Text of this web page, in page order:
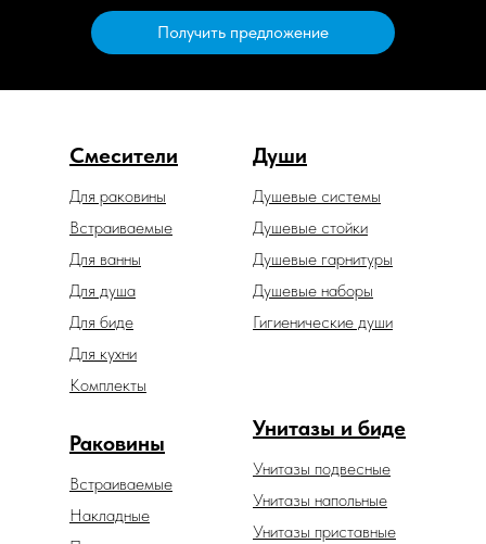
Получить предложение
Смесители Души
Душевые гарнитуры
Душевые системы
Гигиенические души
Душевые наборы
Унитазы и биде
Унитазы подвесные
Унитазы напольные
Унитазы приставные
Раковины
Встраиваемые
Накладные
Встраиваемые
Для биде
Для ванны
Для душа
Для раковины
Для кухни
Душевые стойки
Комплекты